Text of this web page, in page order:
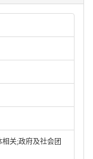
关;政府及社会团